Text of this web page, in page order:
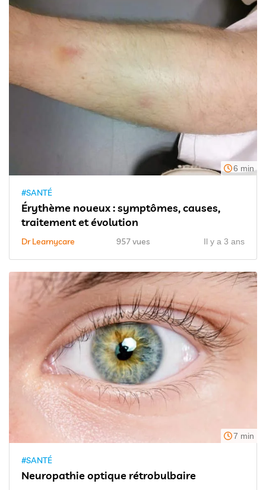
6 min
#SANTÉ
Érythème noueux : symptômes, causes,
traitement et évolution
Dr Learnycare 957 vues Il y a 3 ans
7 min
#SANTÉ
Neuropathie optique rétrobulbaire